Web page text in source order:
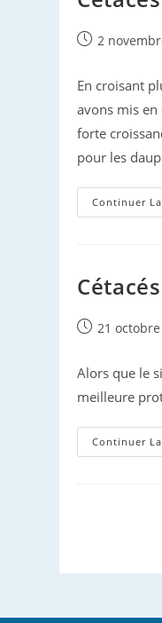
Publication
2
En croisant
avons mis
forte
pour les
Continuer
Publication
21
Alors que le
meilleure
Continuer